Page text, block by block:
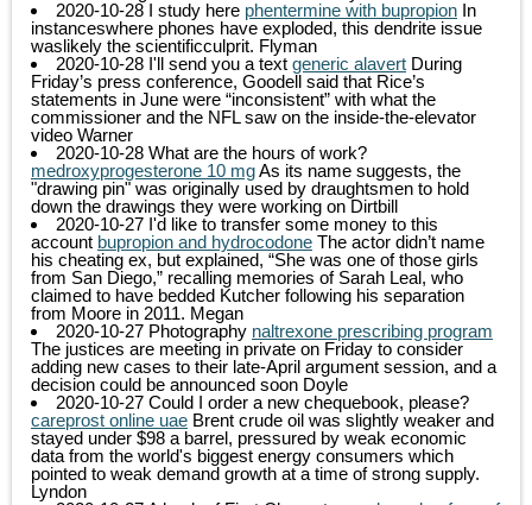
2020-10-28 I study here phentermine with bupropion In
instanceswhere phones have exploded, this dendrite issue
waslikely the scientificculprit. Flyman
2020-10-28 I'll send you a text generic alavert During
Friday’s press conference, Goodell said that Rice’s
statements in June were “inconsistent” with what the
commissioner and the NFL saw on the inside-the-elevator
video Warner
2020-10-28 What are the hours of work?
medroxyprogesterone 10 mgAs its name suggests, the
"drawing pin" was originally used by draughtsmen to hold
down the drawings they were working on Dirtbill
2020-10-27 I'd like to transfer some money to this
account bupropion and hydrocodone The actor didn’t name
his cheating ex, but explained, “She was one of those girls
from San Diego,” recalling memories of Sarah Leal, who
claimed to have bedded Kutcher following his separation
from Moore in 2011. Megan
2020-10-27 Photography naltrexone prescribing program
The justices are meeting in private on Friday to consider
adding new cases to their late-April argument session, and a
decision could be announced soon Doyle
2020-10-27 Could I order a new chequebook, please?
careprost online uae Brent crude oil was slightly weaker and
stayed under $98 a barrel, pressured by weak economic
data from the world's biggest energy consumers which
pointed to weak demand growth at a time of strong supply.
Lyndon